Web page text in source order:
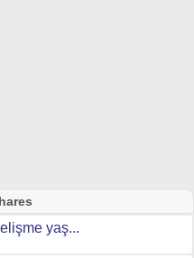
yaş...